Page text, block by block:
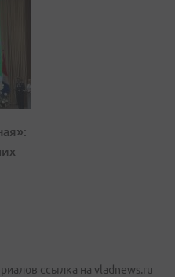
ссылка на vladnews.ru